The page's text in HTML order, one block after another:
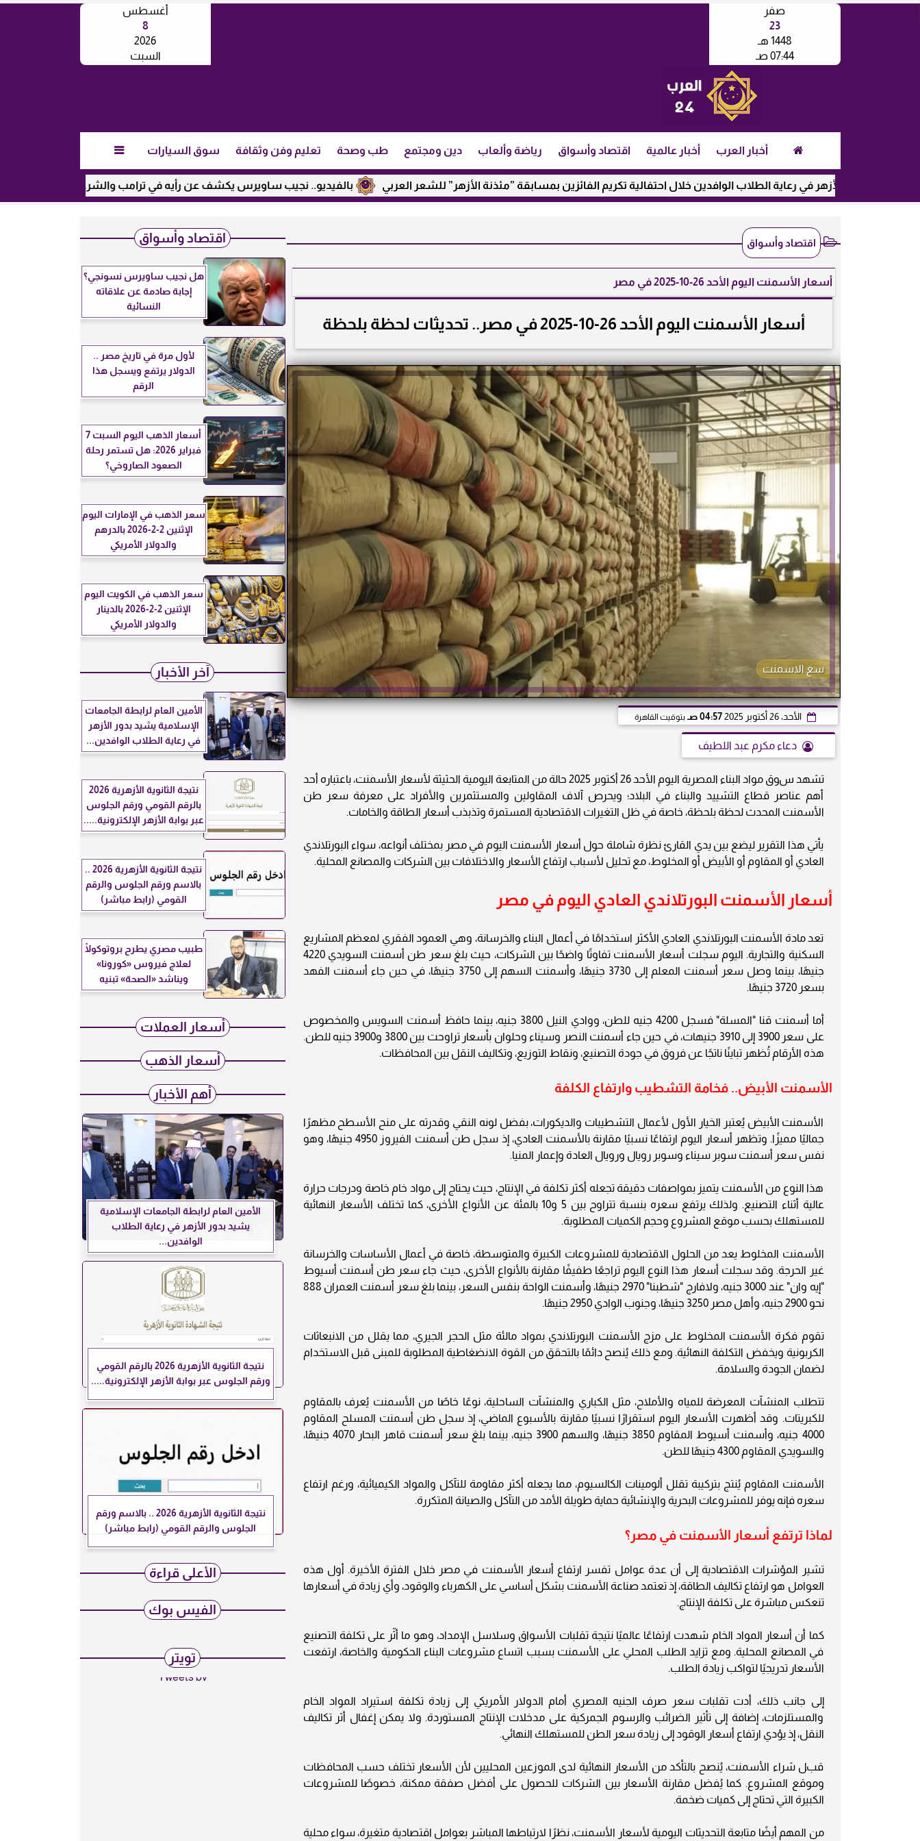
أغسطس
8
2026
السبت
صفر
23
1448 هـ
07:44 صـ
أخبار العرب أخبار عالمية اقتصاد وأسواق رياضة وألعاب دين ومجتمع طب وصحة تعليم وفن وثقافة سوق السيارات 
بالفيديو.. نجيب ساويرس يكشف عن رأيه في ترامب والشرع وإيران.. ماذا قال؟ الأزهر في رعاية الطلاب الوافدين خلال احتفالية تكريم الفائزين بمسابقة ”مئذنة الأزهر” للشعر العربي
اقتصاد وأسواق
أسعار الأسمنت اليوم الأحد 26-10-2025 في مصر
أسعار الأسمنت اليوم الأحد 26-10-2025 في مصر.. تحديثات لحظة بلحظة
سع الاسمنت
الأحد، 26 أكتوبر 2025 04:57 صـ بتوقيت القاهرة
دعاء مكرم عبد اللطيف
تشهد سوق مواد البناء المصرية اليوم الأحد 26 أكتوبر 2025 حالة من المتابعة اليومية الحثيثة لأسعار الأسمنت، باعتباره أحد
أهم عناصر قطاع التشييد والبناء في البلاد؛ ويحرص آلاف المقاولين والمستثمرين والأفراد على معرفة سعر طن
الأسمنت المحدث لحظة بلحظة، خاصة في ظل التغيرات الاقتصادية المستمرة وتذبذب أسعار الطاقة والخامات.
يأتي هذا التقرير ليضع بين يدي القارئ نظرة شاملة حول أسعار الأسمنت اليوم في مصر بمختلف أنواعه، سواء البورتلاندي
العادي أو المقاوم أو الأبيض أو المخلوط، مع تحليل لأسباب ارتفاع الأسعار والاختلافات بين الشركات والمصانع المحلية.
أسعار الأسمنت البورتلاندي العادي اليوم في مصر
تعد مادة الأسمنت البورتلاندي العادي الأكثر استخدامًا في أعمال البناء والخرسانة، وهي العمود الفقري لمعظم المشاريع
السكنية والتجارية. اليوم سجلت أسعار الأسمنت تفاوتًا واضحًا بين الشركات، حيث بلغ سعر طن أسمنت السويدي 4220
جنيهًا، بينما وصل سعر أسمنت المعلم إلى 3730 جنيهًا، وأسمنت السهم إلى 3750 جنيهًا، في حين جاء أسمنت الفهد
بسعر 3720 جنيهًا.
أما أسمنت قنا "المسلة" فسجل 4200 جنيه للطن، ووادي النيل 3800 جنيه، بينما حافظ أسمنت السويس والمخصوص
على سعر 3900 إلى 3910 جنيهات، في حين جاء أسمنت النصر وسيناء وحلوان بأسعار تراوحت بين 3800 و3900 جنيه للطن.
هذه الأرقام تُظهر تباينًا ناتجًا عن فروق في جودة التصنيع، ونقاط التوزيع، وتكاليف النقل بين المحافظات.
الأسمنت الأبيض.. فخامة التشطيب وارتفاع الكلفة
الأسمنت الأبيض يُعتبر الخيار الأول لأعمال التشطيبات والديكورات، بفضل لونه النقي وقدرته على منح الأسطح مظهرًا
جماليًا مميزًا. وتظهر أسعار اليوم ارتفاعًا نسبيًا مقارنة بالأسمنت العادي، إذ سجل طن أسمنت الفيروز 4950 جنيهًا، وهو
نفس سعر أسمنت سوبر سيناء وسوبر رويال ورويال العادة وإعمار المنيا.
هذا النوع من الأسمنت يتميز بمواصفات دقيقة تجعله أكثر تكلفة في الإنتاج، حيث يحتاج إلى مواد خام خاصة ودرجات حرارة
عالية أثناء التصنيع. ولذلك يرتفع سعره بنسبة تتراوح بين 5 و10 بالمئة عن الأنواع الأخرى، كما تختلف الأسعار النهائية
للمستهلك بحسب موقع المشروع وحجم الكميات المطلوبة.
الأسمنت المخلوط يعد من الحلول الاقتصادية للمشروعات الكبيرة والمتوسطة، خاصة في أعمال الأساسات والخرسانة
غير الحرجة. وقد سجلت أسعار هذا النوع اليوم تراجعًا طفيفًا مقارنة بالأنواع الأخرى، حيث جاء سعر طن أسمنت أسيوط
"إيه وان" عند 3000 جنيه، ولافارج "شطبنا" 2970 جنيهًا، وأسمنت الواحة بنفس السعر، بينما بلغ سعر أسمنت العمران 888
نحو 2900 جنيه، وأهل مصر 3250 جنيهًا، وجنوب الوادي 2950 جنيهًا.
تقوم فكرة الأسمنت المخلوط على مزج الأسمنت البورتلاندي بمواد مالئة مثل الحجر الجيري، مما يقلل من الانبعاثات
الكربونية ويخفض التكلفة النهائية. ومع ذلك يُنصح دائمًا بالتحقق من القوة الانضغاطية المطلوبة للمبنى قبل الاستخدام
لضمان الجودة والسلامة.
تتطلب المنشآت المعرضة للمياه والأملاح، مثل الكباري والمنشآت الساحلية، نوعًا خاصًا من الأسمنت يُعرف بالمقاوم
للكبريتات. وقد أظهرت الأسعار اليوم استقرارًا نسبيًا مقارنة بالأسبوع الماضي، إذ سجل طن أسمنت المسلح المقاوم
4000 جنيه، وأسمنت أسيوط المقاوم 3850 جنيهًا، والسهم 3900 جنيه، بينما بلغ سعر أسمنت قاهر البحار 4070 جنيهًا،
والسويدي المقاوم 4300 جنيهًا للطن.
الأسمنت المقاوم يُنتج بتركيبة تقلل ألومينات الكالسيوم، مما يجعله أكثر مقاومة للتآكل والمواد الكيميائية، ورغم ارتفاع
سعره فإنه يوفر للمشروعات البحرية والإنشائية حماية طويلة الأمد من التآكل والصيانة المتكررة.
لماذا ترتفع أسعار الأسمنت في مصر؟
تشير المؤشرات الاقتصادية إلى أن عدة عوامل تفسر ارتفاع أسعار الأسمنت في مصر خلال الفترة الأخيرة. أول هذه
العوامل هو ارتفاع تكاليف الطاقة، إذ تعتمد صناعة الأسمنت بشكل أساسي على الكهرباء والوقود، وأي زيادة في أسعارها
تنعكس مباشرة على تكلفة الإنتاج.
كما أن أسعار المواد الخام شهدت ارتفاعًا عالميًا نتيجة تقلبات الأسواق وسلاسل الإمداد، وهو ما أثّر على تكلفة التصنيع
في المصانع المحلية. ومع تزايد الطلب المحلي على الأسمنت بسبب اتساع مشروعات البناء الحكومية والخاصة، ارتفعت
الأسعار تدريجيًا لتواكب زيادة الطلب.
إلى جانب ذلك، أدت تقلبات سعر صرف الجنيه المصري أمام الدولار الأمريكي إلى زيادة تكلفة استيراد المواد الخام
والمستلزمات، إضافة إلى تأثير الضرائب والرسوم الجمركية على مدخلات الإنتاج المستوردة. ولا يمكن إغفال أثر تكاليف
النقل، إذ يؤدي ارتفاع أسعار الوقود إلى زيادة سعر الطن للمستهلك النهائي.
قبل شراء الأسمنت، يُنصح بالتأكد من الأسعار النهائية لدى الموزعين المحليين لأن الأسعار تختلف حسب المحافظات
وموقع المشروع. كما يُفضل مقارنة الأسعار بين الشركات للحصول على أفضل صفقة ممكنة، خصوصًا للمشروعات
الكبيرة التي تحتاج إلى كميات ضخمة.
من المهم أيضًا متابعة التحديثات اليومية لأسعار الأسمنت، نظرًا لارتباطها المباشر بعوامل اقتصادية متغيرة، سواء محلية
اقتصاد وأسواق
هل نجيب ساويرس نسونجي؟
إجابة صادمة عن علاقاته
النسائية
لأول مرة في تاريخ مصر ..
الدولار يرتفع ويسجل هذا
الرقم
أسعار الذهب اليوم السبت 7
فبراير 2026: هل تستمر رحلة
الصعود الصاروخي؟
سعر الذهب في الإمارات اليوم
الإثنين 2-2-2026 بالدرهم
والدولار الأمريكي
سعر الذهب في الكويت اليوم
الإثنين 2-2-2026 بالدينار
والدولار الأمريكي
آخر الأخبار
الأمين العام لرابطة الجامعات
الإسلامية يشيد بدور الأزهر
في رعاية الطلاب الوافدين...
نتيجة الثانوية الأزهرية 2026
بالرقم القومي ورقم الجلوس
عبر بوابة الأزهر الإلكترونية.....
نتيجة الثانوية الأزهرية 2026 ..
بالاسم ورقم الجلوس والرقم
القومي (رابط مباشر)
طبيب مصري يطرح بروتوكولًا
لعلاج فيروس «كورونا»
ويناشد «الصحة» تبنيه
أسعار العملات
أسعار الذهب
أهم الأخبار
الأمين العام لرابطة الجامعات الإسلامية
يشيد بدور الأزهر في رعاية الطلاب
الوافدين...
نتيجة الثانوية الأزهرية 2026 بالرقم القومي
ورقم الجلوس عبر بوابة الأزهر الإلكترونية.....
نتيجة الثانوية الأزهرية 2026 .. بالاسم ورقم
الجلوس والرقم القومي (رابط مباشر)
الأعلى قراءة
الفيس بوك
تويتر
Tweets by